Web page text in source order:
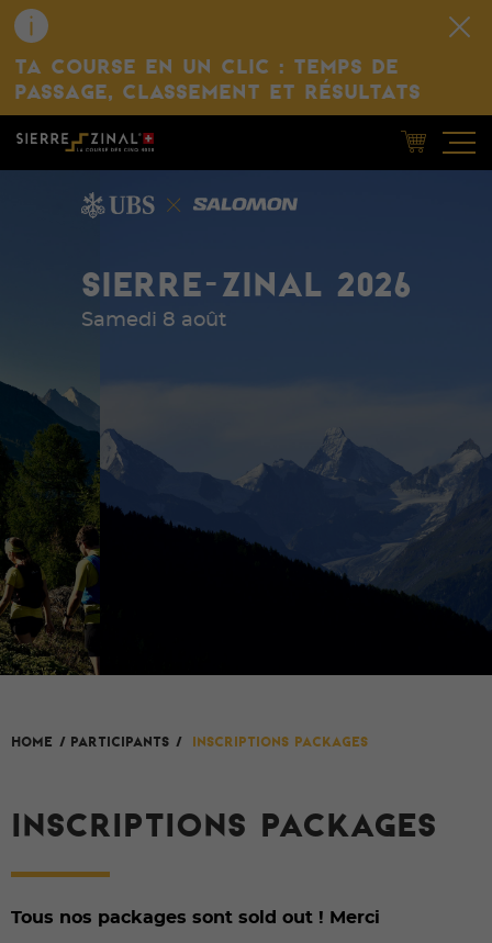
TA COURSE EN UN CLIC : TEMPS DE
PASSAGE, CLASSEMENT ET RÉSULTATS
SIERRE-ZINAL 2026
Samedi 8 août
HOME / Participants / Inscriptions packages
INSCRIPTIONS PACKAGES
Tous nos packages sont sold out ! Merci